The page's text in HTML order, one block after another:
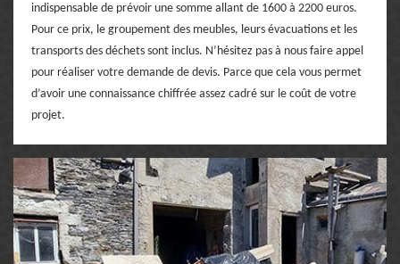
indispensable de prévoir une somme allant de 1600 à 2200 euros.
Pour ce prix, le groupement des meubles, leurs évacuations et les
transports des déchets sont inclus. N’hésitez pas à nous faire appel
pour réaliser votre demande de devis. Parce que cela vous permet
d’avoir une connaissance chiffrée assez cadré sur le coût de votre
projet.